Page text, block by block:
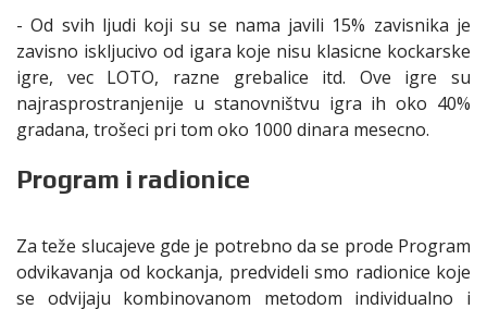
- Od svih ljudi koji su se nama javili 15% zavisnika je
zavisno iskljucivo od igara koje nisu klasicne kockarske
igre, vec LOTO, razne grebalice itd. Ove igre su
najrasprostranjenije u stanovništvu igra ih oko 40%
gradana, trošeci pri tom oko 1000 dinara mesecno.
Program i radionice
Za teže slucajeve gde je potrebno da se prode Program
odvikavanja od kockanja, predvideli smo radionice koje
se odvijaju kombinovanom metodom individualno i